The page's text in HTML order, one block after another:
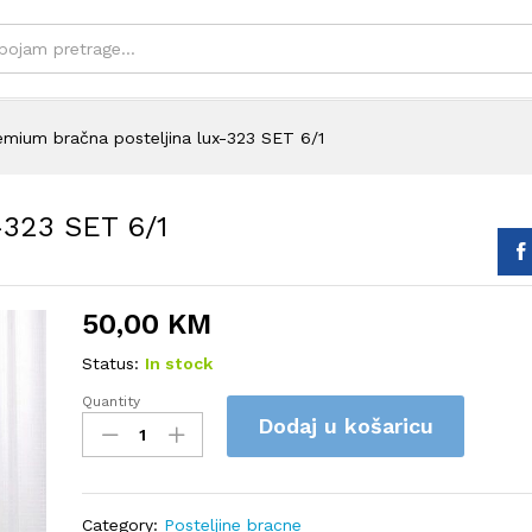
bračna posteljina lux-323 SET 6/1
SET 6/1
50,00 KM
Status: In stock
Premium
bračna
posteljina
Quantity
Dodaj u košaricu
Category: Posteljine bracne